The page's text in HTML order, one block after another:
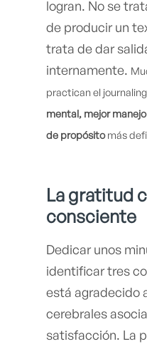
logran. No se
de producir un
trata de dar
internamente.
practican el
mental, mejor
de propósitomás
La gratitud
consciente
Dedicar unos
identificar tres
está agradecido
cerebrales
satisfacción. La